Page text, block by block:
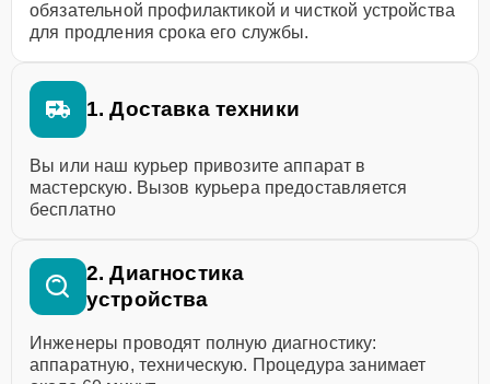
обязательной профилактикой и чисткой устройства
для продления срока его службы.
1. Доставка техники
Вы или наш курьер привозите аппарат в
мастерскую. Вызов курьера предоставляется
бесплатно
2. Диагностика
устройства
Инженеры проводят полную диагностику:
аппаратную, техническую. Процедура занимает